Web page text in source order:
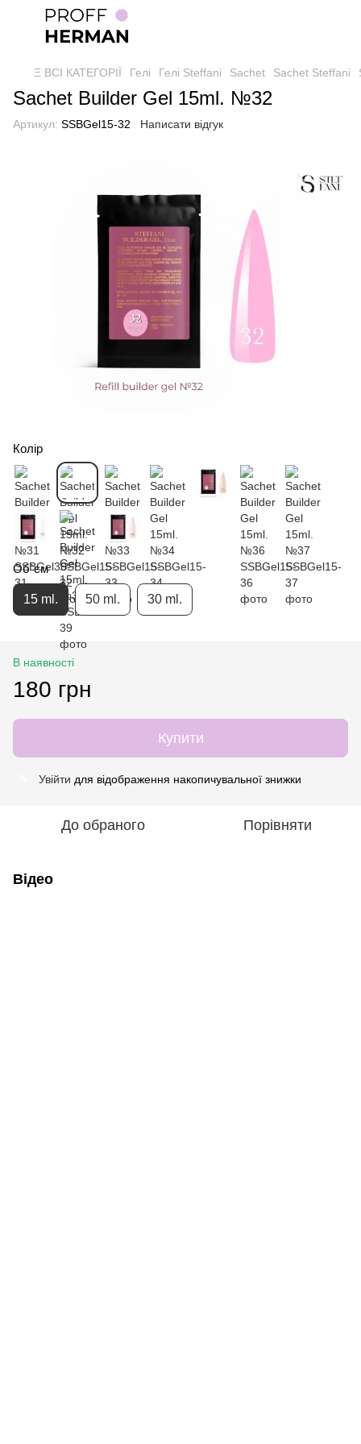
Ξ ВСІ КАТЕГОРІЇ Гелі Гелі Steffani Sachet Sachet Steffani
Sachet Builder Gel 15ml. №32
Артикул: SSBGel15-32 Написати відгук
Колір
Об`єм
15 ml. 50 ml. 30 ml.
В наявності
180 грн
Купити
Увійти для відображення накопичувальної знижки
До обраного Порівняти
Відео